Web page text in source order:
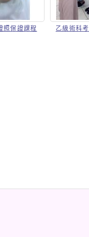
照保證課程 乙級術科